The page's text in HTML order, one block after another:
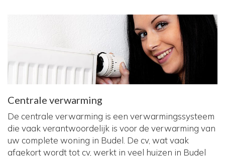
Centrale verwarming
De centrale verwarming is een verwarmingssysteem
die vaak verantwoordelijk is voor de verwarming van
uw complete woning in Budel. De cv, wat vaak
afgekort wordt tot cv, werkt in veel huizen in Budel